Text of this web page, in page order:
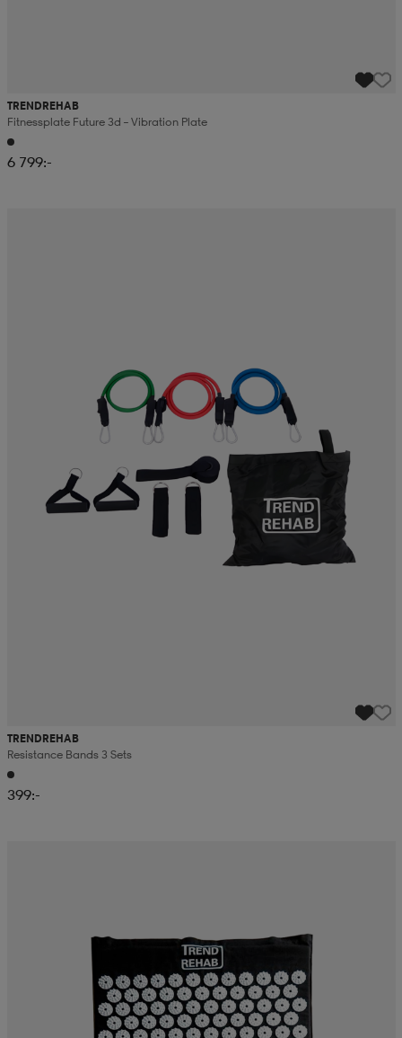
TRENDREHAB
Fitnessplate Future 3d – Vibration Plate
6 799:-
TRENDREHAB
Resistance Bands 3 Sets
399:-